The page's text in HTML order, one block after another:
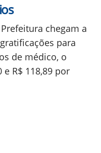
chegam a
para
de médico, o
e R$ 118,89 por